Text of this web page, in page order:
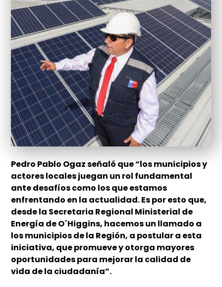
Pedro Pablo Ogaz señaló que “los municipios y
actores locales juegan un rol fundamental
ante desafíos como los que estamos
enfrentando en la actualidad. Es por esto que,
desde la Secretaria Regional Ministerial de
Energía de O´Higgins, hacemos un llamado a
los municipios de la Región, a postular a esta
iniciativa, que promueve y otorga mayores
oportunidades para mejorar la calidad de
vida de la ciudadanía”.